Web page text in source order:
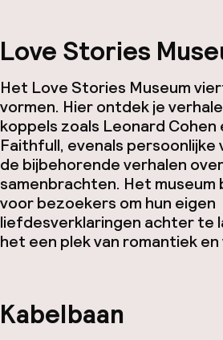
Love Stories
Het Love Stories Museum
vormen. Hier ontdek je
koppels zoals Leonard Cohen
Faithfull, evenals
de bijbehorende verhalen
samenbrachten. Het
voor bezoekers om hun eigen
liefdesverklaringen achter te
het een plek van romantiek en
Kabelbaan